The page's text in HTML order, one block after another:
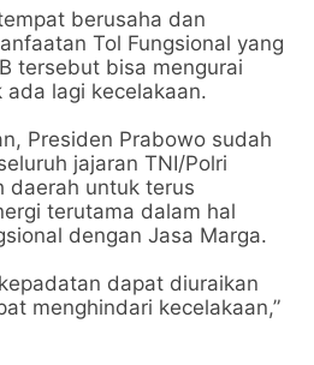
berusaha dan
Tol Fungsional yang
tersebut bisa mengurai
lagi kecelakaan.
Presiden Prabowo sudah
jajaran TNI/Polri
daerah untuk terus
terutama dalam hal
dengan Jasa Marga.
dapat diuraikan
menghindari kecelakaan,”